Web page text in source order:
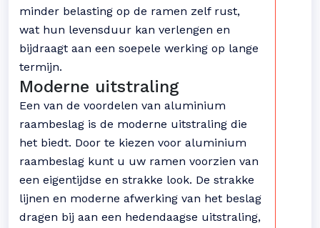
minder belasting op de ramen zelf rust,
wat hun levensduur kan verlengen en
bijdraagt aan een soepele werking op lange
termijn.
Moderne uitstraling
Een van de voordelen van aluminium
raambeslag is de moderne uitstraling die
het biedt. Door te kiezen voor aluminium
raambeslag kunt u uw ramen voorzien van
een eigentijdse en strakke look. De strakke
lijnen en moderne afwerking van het beslag
dragen bij aan een hedendaagse uitstraling,